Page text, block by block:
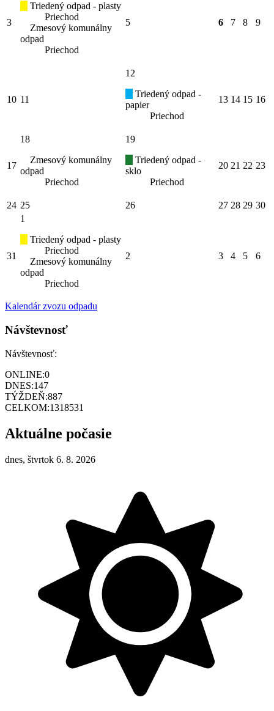
3
Triedený odpad - plasty
Priechod
Zmesový komunálny
odpad
Priechod
5 6 7 8 9
10 11
12
Triedený odpad -
papier
Priechod
13 14 15 16
17
18
Zmesový komunálny
odpad
Priechod
19
Triedený odpad -
sklo
Priechod
20 21 22 23
24 25 26 27 28 29 30
31
1
Triedený odpad - plasty
Priechod
Zmesový komunálny
odpad
Priechod
2 3 4 5 6
Kalendár zvozu odpadu
Návštevnosť
Návštevnosť:
ONLINE:0
DNES:147
TÝŽDEŇ:887
CELKOM:1318531
Aktuálne počasie
dnes, štvrtok 6. 8. 2026